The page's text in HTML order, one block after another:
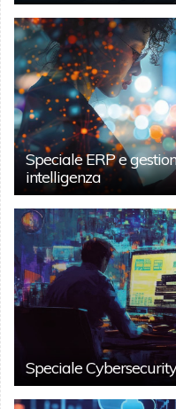
Speciale ERP e
intelligenza
Speciale